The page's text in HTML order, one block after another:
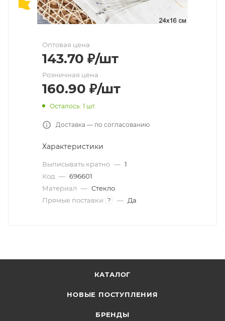
Оптовая цена
143.70 ₽/шт
Розничная цена
160.90 ₽/шт
Осталось: 1 шт.
Доставка — по согласованию
Характеристики
Выписывать кратно — 1
Код — 696601
Материал — Стекло
Прямые поставки
? — Да
КАТАЛОГ
НОВЫЕ ПОСТУПЛЕНИЯ
БРЕНДЫ